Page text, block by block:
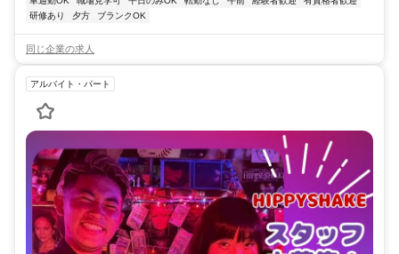
研修あり
夕方 ブランクOK
同じ企業の求人
アルバイト・パート